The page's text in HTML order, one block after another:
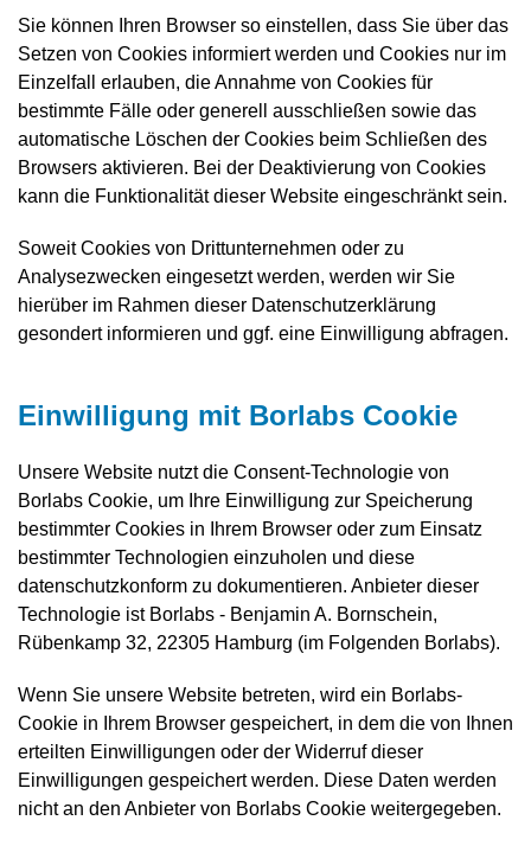
Sie können Ihren Browser so einstellen, dass Sie über das
Setzen von Cookies informiert werden und Cookies nur im
Einzelfall erlauben, die Annahme von Cookies für
bestimmte Fälle oder generell ausschließen sowie das
automatische Löschen der Cookies beim Schließen des
Browsers aktivieren. Bei der Deaktivierung von Cookies
kann die Funktionalität dieser Website eingeschränkt sein.
Soweit Cookies von Drittunternehmen oder zu
Analysezwecken eingesetzt werden, werden wir Sie
hierüber im Rahmen dieser Datenschutzerklärung
gesondert informieren und ggf. eine Einwilligung abfragen.
Einwilligung mit Borlabs Cookie
Unsere Website nutzt die Consent-Technologie von
Borlabs Cookie, um Ihre Einwilligung zur Speicherung
bestimmter Cookies in Ihrem Browser oder zum Einsatz
bestimmter Technologien einzuholen und diese
datenschutzkonform zu dokumentieren. Anbieter dieser
Technologie ist Borlabs - Benjamin A. Bornschein,
Rübenkamp 32, 22305 Hamburg (im Folgenden Borlabs).
Wenn Sie unsere Website betreten, wird ein Borlabs-
Cookie in Ihrem Browser gespeichert, in dem die von Ihnen
erteilten Einwilligungen oder der Widerruf dieser
Einwilligungen gespeichert werden. Diese Daten werden
nicht an den Anbieter von Borlabs Cookie weitergegeben.